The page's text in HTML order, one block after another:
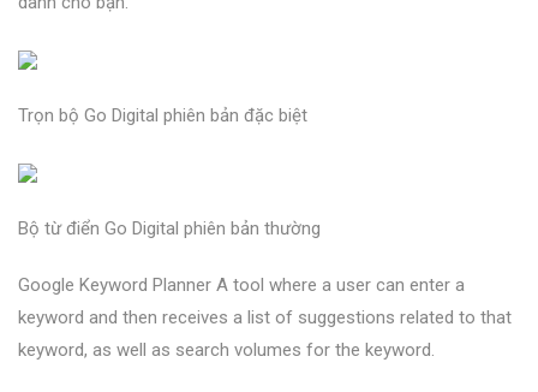
Trọn bộ Go Digital phiên bản đặc biệt
Bộ từ điển Go Digital phiên bản thường
Google Keyword Planner A tool where a user can enter a
keyword and then receives a list of suggestions related to that
keyword, as well as search volumes for the keyword.